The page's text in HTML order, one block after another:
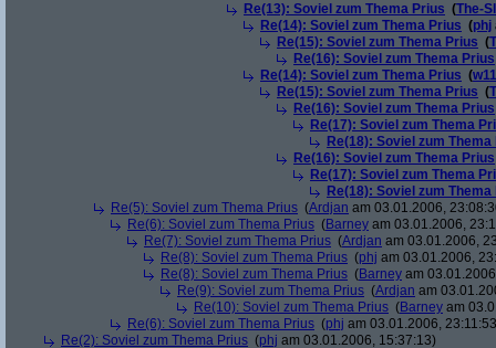
Re(13): Soviel zum Thema Prius (The-
Re(14): Soviel zum Thema Prius (phj
Re(15): Soviel zum Thema Prius (
Re(16): Soviel zum Thema Prius
Re(14): Soviel zum Thema Prius (
Re(15): Soviel zum Thema Prius (
Re(16): Soviel zum Thema Prius
Re(17): Soviel zum Thema
Re(18): Soviel zum Thema
Re(16): Soviel zum Thema Prius
Re(17): Soviel zum Thema
Re(18): Soviel zum Thema
Re(5): Soviel zum Thema Prius (Ardjan am 03.01.2006,
Re(6): Soviel zum Thema Prius (Barney am 03.01.2006,
Re(7): Soviel zum Thema Prius (Ardjan am 03.01.2006,
Re(8): Soviel zum Thema Prius (phj am 03.01.2006,
Re(8): Soviel zum Thema Prius (Barney am
Re(9): Soviel zum Thema Prius (Ardjan am
Re(10): Soviel zum Thema Prius (Barney am
Re(6): Soviel zum Thema Prius (phj am 03.01.2006,
Re(2): Soviel zum Thema Prius (phj am 03.01.2006, 15:37:13)